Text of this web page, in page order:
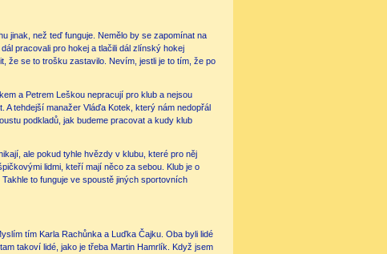
jinak, než teď funguje. Nemělo by se zapomínat na
pracovali pro hokej a tlačili dál zlínský hokej
že se to trošku zastavilo. Nevím, jestli je to tím, že po
a Petrem Leškou nepracují pro klub a nejsou
tehdejší manažer Vláďa Kotek, který nám nedopřál
podkladů, jak budeme pracovat a kudy klub
ale pokud tyhle hvězdy v klubu, které pro něj
lidmi, kteří mají něco za sebou. Klub je o
to funguje ve spoustě jiných sportovních
tím Karla Rachůnka a Luďka Čajku. Oba byli lidé
takoví lidé, jako je třeba Martin Hamrlík. Když jsem